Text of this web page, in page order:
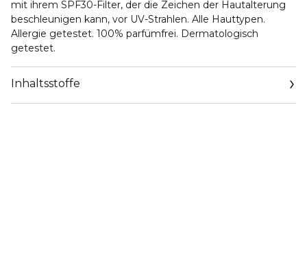
mit ihrem SPF30-Filter, der die Zeichen der Hautalterung
beschleunigen kann, vor UV-Strahlen. Alle Hauttypen.
Allergie getestet. 100% parfümfrei. Dermatologisch
getestet.
Inhaltsstoffe